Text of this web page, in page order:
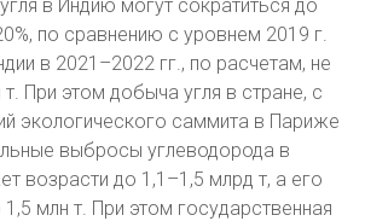
в Индию могут сократиться до
по сравнению с уровнем 2019 г.
в 2021–2022 гг., по расчетам, не
При этом добыча угля в стране, с
экологического саммита в Париже
выбросы углеводорода в
возрасти до 1,1–1,5 млрд т, а его
млн т. При этом государственная